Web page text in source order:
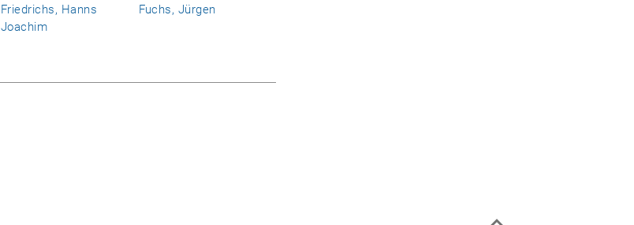
Friedrichs, Hanns
Joachim
Fuchs, Jürgen